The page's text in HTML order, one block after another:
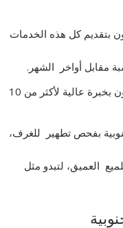
بتقديم كل هذه الخدمات
مقابل أواخر الشهر.
إن شغالات بالساعه جدة ابحر يتميزون بخبرة عالية لأكثر من 10
بفحص تطهير للغرف،
العميق، لتبدو مثل